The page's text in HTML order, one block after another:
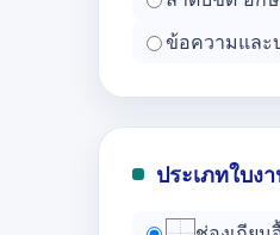
ข้อความและ
ประเภทใบง